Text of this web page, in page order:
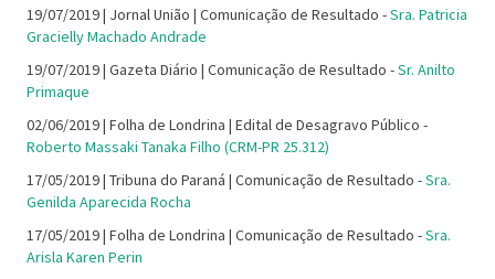
19/07/2019 | Jornal União | Comunicação de Resultado -Sra. Patricia
Gracielly Machado Andrade
19/07/2019 | Gazeta Diário | Comunicação de Resultado -Sr. Anilto
Primaque
02/06/2019 | Folha de Londrina | Edital de Desagravo Público -
Roberto Massaki Tanaka Filho (CRM-PR 25.312)
17/05/2019 | Tribuna do Paraná | Comunicação de Resultado -Sra.
Genilda Aparecida Rocha
17/05/2019 | Folha de Londrina | Comunicação de Resultado -Sra.
Arisla Karen Perin